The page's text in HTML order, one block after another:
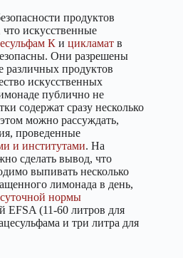
продуктов
искусственные
К и цикламат в
Они разрешены
различных продуктов
искусственных
публично не
содержат сразу несколько
можно рассуждать,
проведенные
и институтами. На
сделать вывод, что
выпивать несколько
лимонада в день,
суточной нормы
EFSA (11-60 литров для
и три литра для